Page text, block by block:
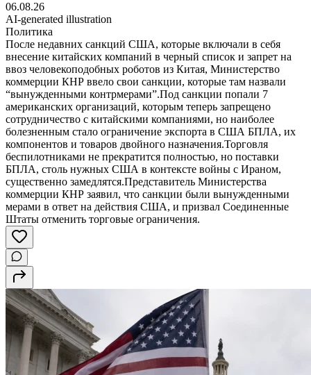
06.08.26
AI-generated illustration
Политика
После недавних санкций США, которые включали в себя
внесение китайских компаний в черный список и запрет на
ввоз человекоподобных роботов из Китая, Министерство
коммерции КНР ввело свои санкции, которые там назвали
“вынужденными контрмерами”.Под санкции попали 7
американских организаций, которым теперь запрещено
сотрудничество с китайскими компаниями, но наиболее
болезненным стало ограничение экспорта в США БПЛА, их
компонентов и товаров двойного назначения.Торговля
беспилотниками не прекратится полностью, но поставки
БПЛА, столь нужных США в контексте войны с Ираном,
существенно замедлятся.Представитель Министерства
коммерции КНР заявил, что санкции были вынужденными
мерами в ответ на действия США, и призвал Соединенные
Штаты отменить торговые ограничения.